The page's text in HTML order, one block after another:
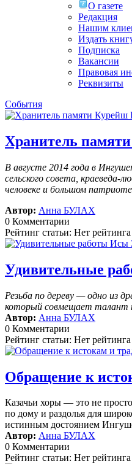
О газете
Редакция
Нашим
Издать
Подписка
Вакансии
Правовая
Реквизиты
События
Хранитель
В августе 2014 года в
сельского совета, краеведа-
человеке и большом
Автор: Анна БУЛАХ
0 Комментарии
Рейтинг статьи: Нет рейтинга
Удивительные
Резьба по дереву — одно из
который совмещает талант
Автор: Анна БУЛАХ
0 Комментарии
Рейтинг статьи: Нет рейтинга
Обращение к
Казачьи хоры — это не
по дому и раздолья для
истинным достоянием
Автор: Анна БУЛАХ
0 Комментарии
Рейтинг статьи: Нет рейтинга